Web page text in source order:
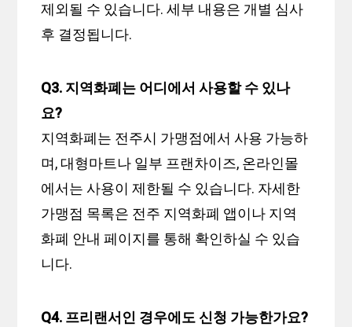
제외될 수 있습니다. 세부 내용은 개별 심사
후 결정됩니다.
Q3. 지역화폐는 어디에서 사용할 수 있나
요?
지역화폐는 전주시 가맹점에서 사용 가능하
며, 대형마트나 일부 프랜차이즈, 온라인몰
에서는 사용이 제한될 수 있습니다. 자세한
가맹점 목록은 전주 지역화폐 앱이나 지역
화폐 안내 페이지를 통해 확인하실 수 있습
니다.
Q4. 프리랜서인 경우에도 신청 가능한가요?